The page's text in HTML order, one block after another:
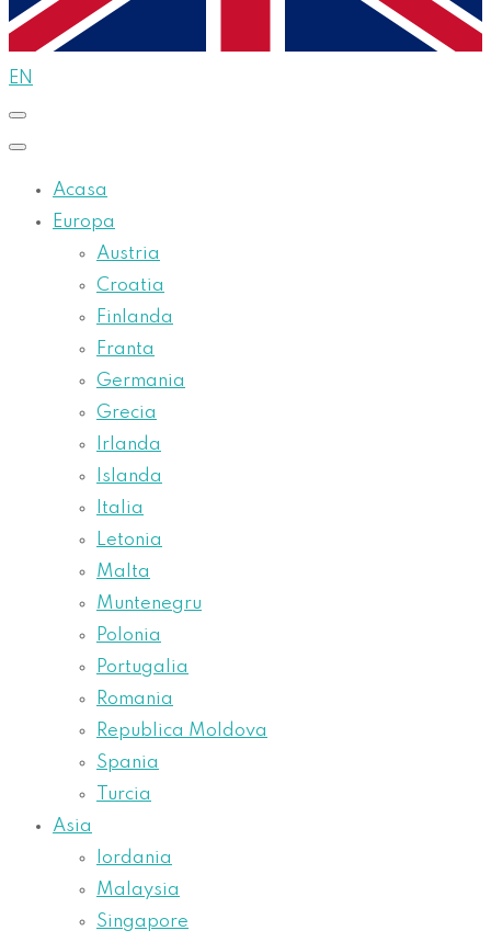
EN
Acasa
Europa
Austria
Croatia
Finlanda
Franta
Germania
Grecia
Irlanda
Islanda
Italia
Letonia
Malta
Muntenegru
Polonia
Portugalia
Romania
Republica Moldova
Spania
Turcia
Asia
Iordania
Malaysia
Singapore